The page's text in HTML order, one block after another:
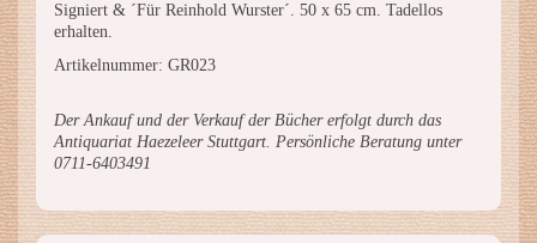
Signiert & ´Für Reinhold Wurster´. 50 x 65 cm. Tadellos
erhalten.
Artikelnummer: GR023
Der Ankauf und der Verkauf der Bücher erfolgt durch das
Antiquariat Haezeleer Stuttgart. Persönliche Beratung unter
0711-6403491